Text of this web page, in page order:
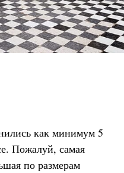
как минимум 5
Пожалуй, самая
по размерам